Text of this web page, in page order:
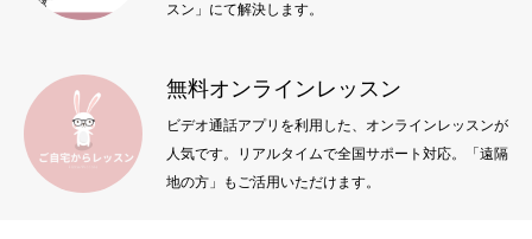
スン」にて解決します。
無料オンラインレッスン
ビデオ通話アプリを利用した、オンラインレッスンが
人気です。リアルタイムで全国サポート対応。「遠隔
地の方」もご活用いただけます。